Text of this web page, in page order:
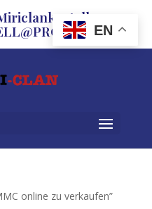
online zu verkaufen”
EN